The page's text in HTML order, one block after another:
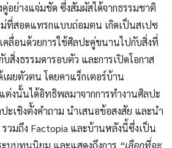
อย่างแจ่มชัด ซึ่งสัมผัสได้จากธรรมชาติ
ม่ที่สอดแทรกแบบถ่อมตน เกิดเป็นสเปซ
คลื่อนด้วยการใช้ศิลปะคู่ขนานไปกับสิ่งที่
สิ่งธรรมดารอบตัว และการเปิดโอกาส
ผยตัวตน โดยคาแร็กเตอร์บ้าน
ต่งนั้นได้อิทธิพลมาจากการทำงานศิลปะ
เชิงตั้งคำถาม นำเสนอข้อสงสัย และนำ
วมถึง Factopia และบ้านหลังนี้ซึ่งเป็น
บบทุนนิยม และแสดงถึงการ “เลือกที่จะ